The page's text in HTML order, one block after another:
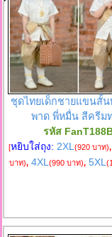
ชุดไทยเด็กชายแขนสั้น
พาด พี่หมื่น สีครีม
รหัส
[หยิบใส่ถุง: 2XL(920 บาท),
บาท), 4XL (990 บาท), 5XL